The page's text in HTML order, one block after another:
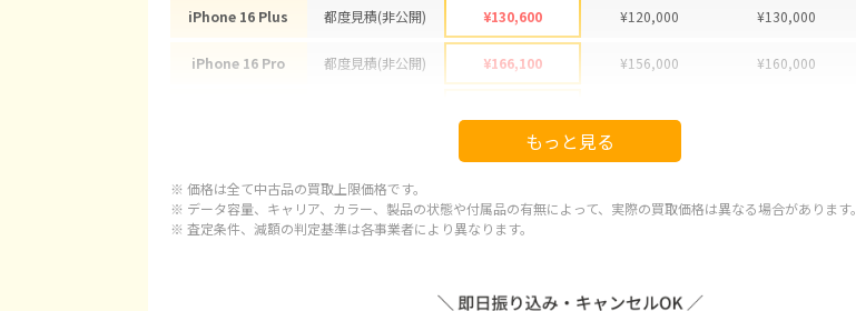
iPhone 16 Plus
iPhone 16 Pro
iPhone 15 Plus
都度見積(非公開)
都度見積(非公開)
都度見積(非公開)
¥130,600
¥166,100
¥92,100
¥97,100
¥143,100
¥120,000
¥156,000
¥89,000
¥127,000
¥130,000
¥160,000
¥88,000
もっと見る
※ 価格は全て中古品の買取上限価格です。
※ データ容量、キャリア、カラー、製品の状態や付属品の有無によって、実際の買取価格は異なる場合があります。
※ 査定条件、減額の判定基準は各事業者により異なります。